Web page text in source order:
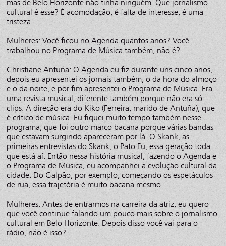
mas de Belo Horizonte não tinha ninguém. Que jornalismo
cultural é esse? É acomodação, é falta de interesse, é uma
tristeza.
Mulheres: Você ficou no Agenda quantos anos? Você
trabalhou no Programa de Música também, não é?
Christiane Antuña: O Agenda eu fiz durante uns cinco anos,
depois eu apresentei os jornais também, o da hora do almoço
e o da noite, e por fim apresentei o Programa de Música. Era
uma revista musical, diferente também porque não era só
clips. A direção era do Kiko (Ferreira, marido de Antuña), que
é crítico de música. Eu fiquei muito tempo também nesse
programa, que foi outro marco bacana porque várias bandas
que estavam surgindo apareceram por lá. O Skank, as
primeiras entrevistas do Skank, o Pato Fu, essa geração toda
que está aí. Então nessa história musical, fazendo o Agenda e
o Programa de Música, eu acompanhei a evolução cultural da
cidade. Do Galpão, por exemplo, começando os espetáculos
de rua, essa trajetória é muito bacana mesmo.
Mulheres: Antes de entrarmos na carreira da atriz, eu quero
que você continue falando um pouco mais sobre o jornalismo
cultural em Belo Horizonte. Depois disso você vai para o
rádio, não é isso?